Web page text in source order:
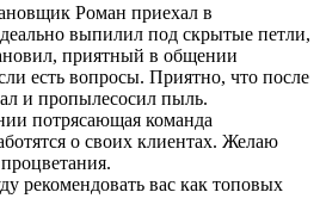
Роман приехал в
выпилил под скрытые петли,
приятный в общении
есть вопросы. Приятно, что после
и пропылесосил пыль.
потрясающая команда
о своих клиентах. Желаю
рекомендовать вас как топовых